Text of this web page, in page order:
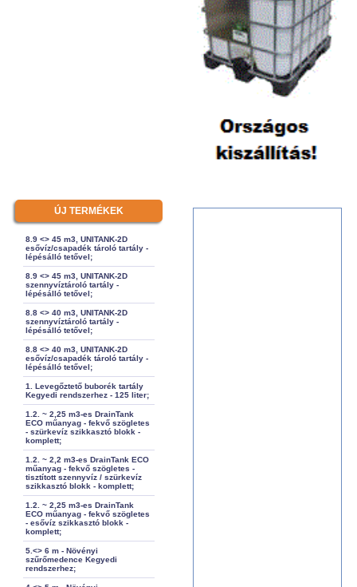
ÚJ TERMÉKEK
8.9 <> 45 m3, UNITANK-2D
esővíz/csapadék tároló tartály -
lépésálló tetővel;
8.9 <> 45 m3, UNITANK-2D
szennyvíztároló tartály -
lépésálló tetővel;
8.8 <> 40 m3, UNITANK-2D
szennyvíztároló tartály -
lépésálló tetővel;
8.8 <> 40 m3, UNITANK-2D
esővíz/csapadék tároló tartály -
lépésálló tetővel;
1. Levegőztető buborék tartály
Kegyedi rendszerhez - 125 liter;
1.2. ~ 2,25 m3-es DrainTank
ECO műanyag - fekvő szögletes
- szürkevíz szikkasztó blokk -
komplett;
1.2. ~ 2,2 m3-es DrainTank ECO
műanyag - fekvő szögletes -
tisztított szennyvíz / szürkevíz
szikkasztó blokk - komplett;
1.2. ~ 2,25 m3-es DrainTank
ECO műanyag - fekvő szögletes
- esővíz szikkasztó blokk -
komplett;
5.<> 6 m - Növényi
szűrőmedence Kegyedi
rendszerhez;